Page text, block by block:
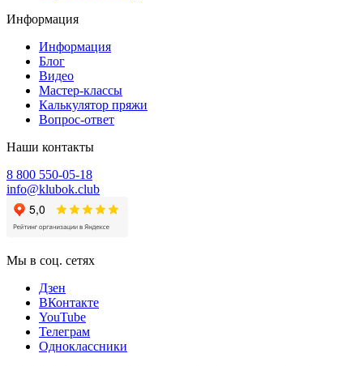
Информация
Информация
Блог
Видео
Мастер-классы
Калькулятор пряжи
Вопрос-ответ
Наши контакты
8 800 550-05-18
info@klubok.club
Мы в соц. сетях
Дзен
ВКонтакте
YouTube
Телеграм
Одноклассники